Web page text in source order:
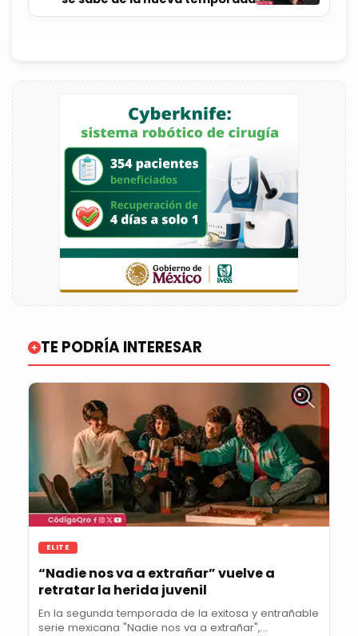
TE PODRÍA INTERESAR
ELITE
“Nadie nos va a extrañar” vuelve a
retratar la herida juvenil
En la segunda temporada de la exitosa y entrañable
serie mexicana "Nadie nos va a extrañar",...